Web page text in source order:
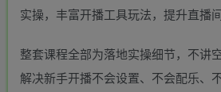
实操，丰富开播工具玩法，提升直播
整套课程全部为落地实操细节，不讲
解决新手开播不会设置、不会配乐、